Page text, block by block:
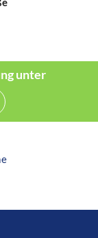
unter